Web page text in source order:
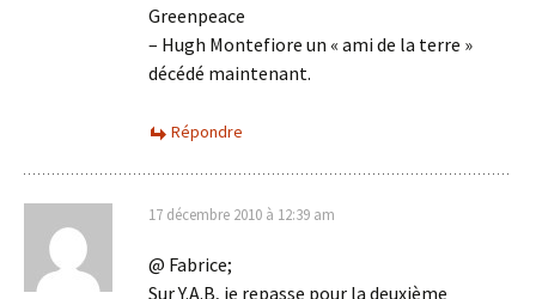
Greenpeace
– Hugh Montefiore un « ami de la terre »
décédé maintenant.
Répondre
17 décembre 2010 à 12:39 am
@ Fabrice;
Sur Y.A.B, je repasse pour la deuxième